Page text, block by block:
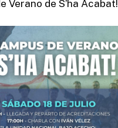
Verano de S’ha Acabat!